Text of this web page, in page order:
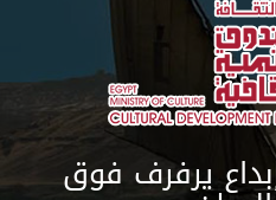
يرفرف فوق